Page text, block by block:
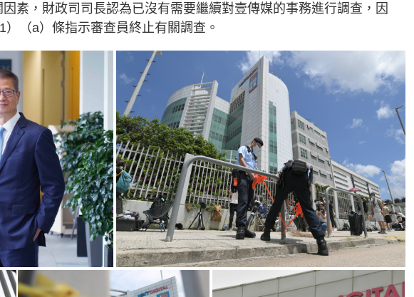
素，財政司司長認為已沒有需要繼續對壹傳媒的事務進行調查，因
（a）條指示審查員終止有關調查。